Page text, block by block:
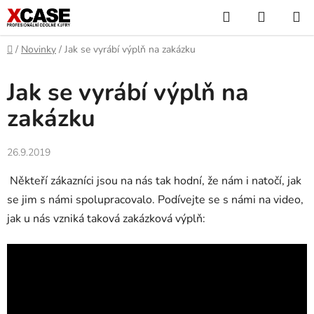
Přejít
na
obsah
Hledat
KOŠÍK
Domů
/ Novinky / Jak se vyrábí výplň na zakázku
Jak se vyrábí výplň na
zakázku
26.9.2019
Někteří zákazníci jsou na nás tak hodní, že nám i natočí, jak
se jim s námi spolupracovalo. Podívejte se s námi na video,
jak u nás vzniká taková zakázková výplň: